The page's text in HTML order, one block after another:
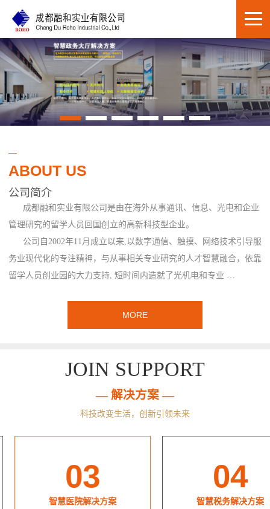
ABOUT US
公司简介
成都融和实业有限公司是由在海外从事通讯、信息、光电和企业
管理研究的留学人员回国创立的高新科技型企业。
公司自2002年11月成立以来,以数字通信、触摸、网络技术引导服
务业现代化的专注精神，与从事相关专业研究的人才智慧融合，依靠
留学人员创业园的大力支持, 短时间内造就了光机电和专业 …
MORE
JOIN SUPPORT
— 解决方案 —
科技改变生活，创新引领未来
03
智慧医院解决方案
04
智慧税务解决方案